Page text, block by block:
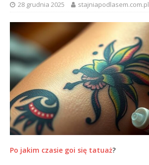
28 grudnia 2025 stajniapodlasem.com.pl
Po jakim czasie goi się tatuaż?